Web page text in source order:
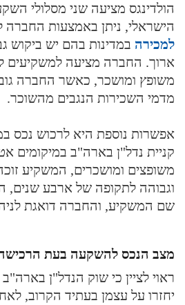
הולדינגס מציעה שני מסלולי
הישראלי, ניתן באמצעות החברה
למכירה במדינות בהם יש ביקוש
ארוך. החברה מציעה למשקיעים
מדמי השכירות הנגבים מהשוכר.
קניית נדל"ן בארה"ב במיקומים
משופצים ומושכרים, המשקיע
וגבוהה לתקופה של ארבע שנים,
שם המשקיע, והחברה דואגת
מצב הנכס להשקעה בעת
ראוי לציין כי שוק הנדל"ן
יחזרו על עצמן בעתיד הקרוב,